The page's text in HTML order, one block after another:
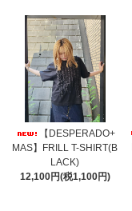
【DESPERADO+
MAS】FRILL T-SHIRT(B
LACK)
12,100円(税1,100円)